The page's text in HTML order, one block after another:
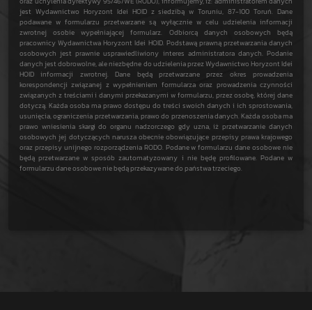
jest Wydawnictwo Horyzont Idei HOID z siedzibą w Toruniu, 87-100 Toruń. Dane
podawane w formularzu przetwarzane są wyłącznie w celu udzielenia informacji
zwrotnej osobie wypełniającej formularz. Odbiorcą danych osobowych będą
pracownicy Wydawnictwa Horyzont Idei HOID. Podstawą prawną przetwarzania danych
osobowych jest prawnie usprawiedliwiony interes administratora danych. Podanie
danych jest dobrowolne, ale niezbędne do udzielenia przez Wydawnictwo Horyzont Idei
HOID informacji zwrotnej. Dane będą przetwarzane przez okres prowadzenia
korespondencji związanej z wypełnieniem formularza oraz prowadzenia czynności
związanych z treściami i danymi przekazanymi w formularzu, przez osobę, której dane
dotyczą. Każda osoba ma prawo dostępu do treści swoich danych i ich sprostowania,
usunięcia, ograniczenia przetwarzania, prawo do przenoszenia danych. Każda osoba ma
prawo wniesienia skargi do organu nadzorczego gdy uzna, iż przetwarzanie danych
osobowych jej dotyczących narusza obecnie obowiązujące przepisy prawa krajowego
oraz przepisy unijnego rozporządzenia RODO. Podane w formularzu dane osobowe nie
będą przetwarzane w sposób zautomatyzowany i nie będę profilowane. Podane w
formularzu dane osobowe nie będą przekazywane do państwa trzeciego.